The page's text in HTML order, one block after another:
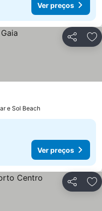
Ver preços
Partilhar
e Sol Beach
Ver preços
Partilhar